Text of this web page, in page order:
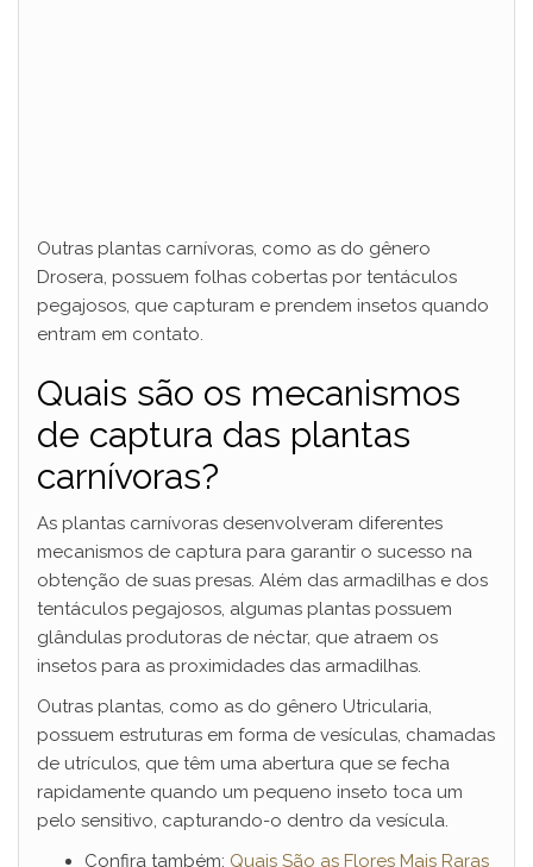
Outras plantas carnívoras, como as do gênero
Drosera, possuem folhas cobertas por tentáculos
pegajosos, que capturam e prendem insetos quando
entram em contato.
Quais são os mecanismos
de captura das plantas
carnívoras?
As plantas carnívoras desenvolveram diferentes
mecanismos de captura para garantir o sucesso na
obtenção de suas presas. Além das armadilhas e dos
tentáculos pegajosos, algumas plantas possuem
glândulas produtoras de néctar, que atraem os
insetos para as proximidades das armadilhas.
Outras plantas, como as do gênero Utricularia,
possuem estruturas em forma de vesículas, chamadas
de utrículos, que têm uma abertura que se fecha
rapidamente quando um pequeno inseto toca um
pelo sensitivo, capturando-o dentro da vesícula.
Confira também: Quais São as Flores Mais Raras